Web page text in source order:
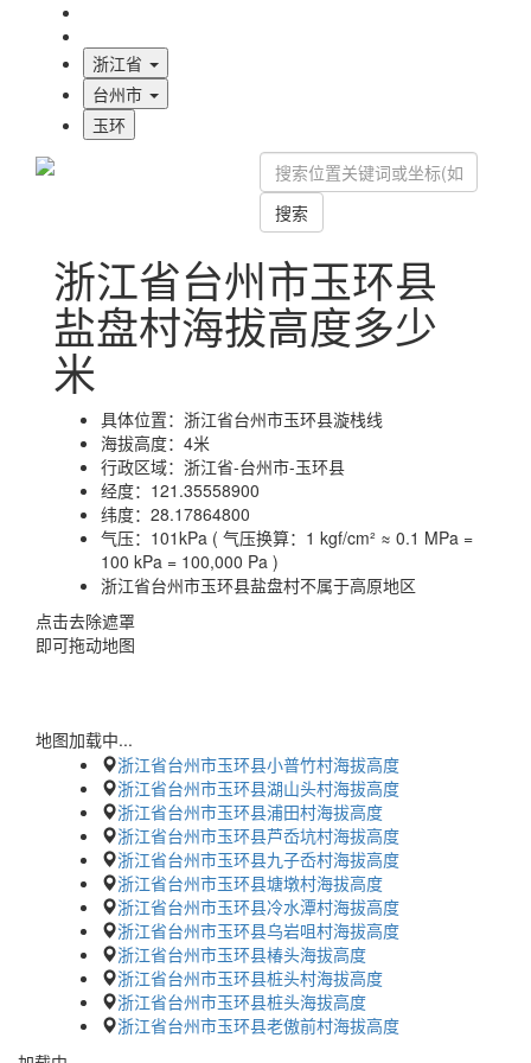
浙江省
台州市
玉环
搜索
浙江省台州市玉环县
盐盘村海拔高度多少
米
具体位置： 浙江省台州市玉环县漩栈线
海拔高度： 4米
行政区域： 浙江省-台州市-玉环县
经度： 121.35558900
纬度： 28.17864800
气压： 101kPa ( 气压换算：1 kgf/cm² ≈ 0.1 MPa =
100 kPa = 100,000 Pa )
浙江省台州市玉环县盐盘村不属于高原地区
点击去除遮罩
即可拖动地图
地图加载中...
浙江省台州市玉环县小普竹村海拔高度
浙江省台州市玉环县湖山头村海拔高度
浙江省台州市玉环县浦田村海拔高度
浙江省台州市玉环县芦岙坑村海拔高度
浙江省台州市玉环县九子岙村海拔高度
浙江省台州市玉环县塘墩村海拔高度
浙江省台州市玉环县冷水潭村海拔高度
浙江省台州市玉环县乌岩咀村海拔高度
浙江省台州市玉环县椿头海拔高度
浙江省台州市玉环县桩头村海拔高度
浙江省台州市玉环县桩头海拔高度
浙江省台州市玉环县老傲前村海拔高度